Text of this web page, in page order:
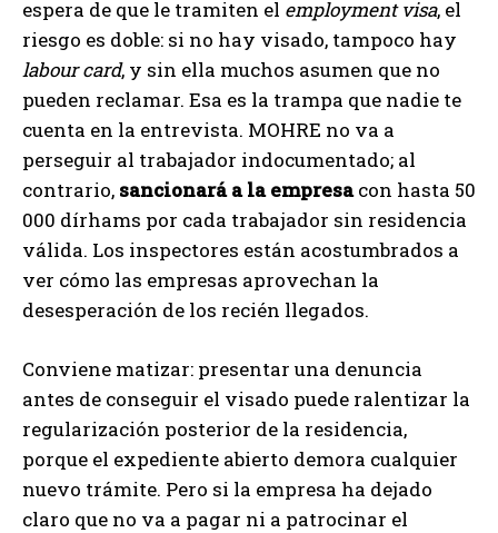
espera de que le tramiten el employment visa, el
riesgo es doble: si no hay visado, tampoco hay
labour card, y sin ella muchos asumen que no
pueden reclamar. Esa es la trampa que nadie te
cuenta en la entrevista. MOHRE no va a
perseguir al trabajador indocumentado; al
contrario, sancionará a la empresacon hasta 50
000 dírhams por cada trabajador sin residencia
válida. Los inspectores están acostumbrados a
ver cómo las empresas aprovechan la
desesperación de los recién llegados.
Conviene matizar: presentar una denuncia
antes de conseguir el visado puede ralentizar la
regularización posterior de la residencia,
porque el expediente abierto demora cualquier
nuevo trámite. Pero si la empresa ha dejado
claro que no va a pagar ni a patrocinar el